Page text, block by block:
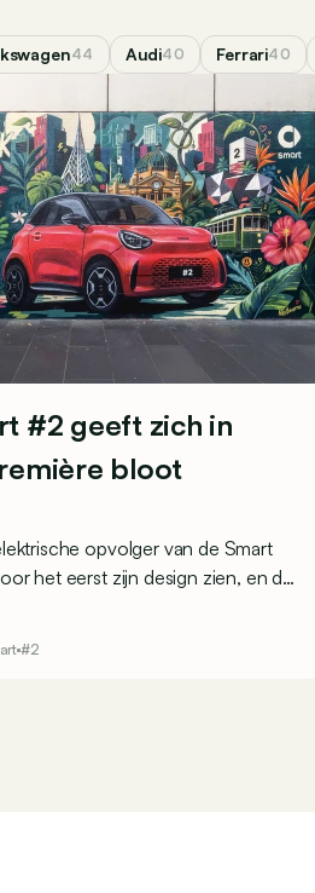
44 Audi40 Ferrari40
#2 geeft zich in
bloot
opvolger van de Smart
het eerst zijn design zien, en dat
#2